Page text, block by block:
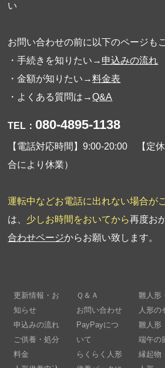
い
お問い合わせの前に以下のページも
・手続きを知りたい→ 申込みの流れ
・金額が知りたい→料金表
・よくある質問は→Q&A
TEL： 080-4895-1138
【電話対応時間】9:00-20:00 【定
合により休業）
運転中などお電話に出れない場合が
は、 少しお時間をおいてから再度お
合わせページからお願い致します。
更新情報・お
知らせ
申込みの流れ
ご供養・処分
料金
Ｑ＆Ａ
お問い合わせ
PayPayにつ
いて
らくらく人形
雛人形
人形の
雛人形
端午の
縁起物